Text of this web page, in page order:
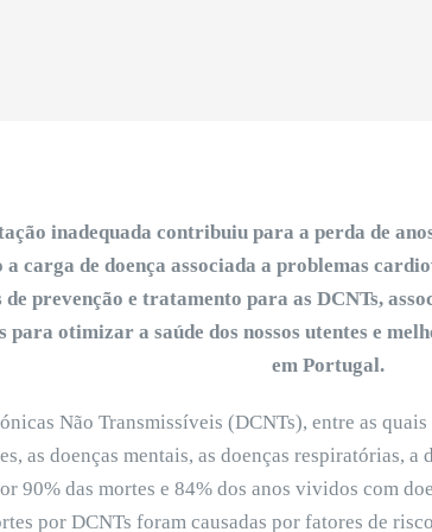
inadequada contribuiu para a perda de
a carga de doença associada a problemas
prevenção e tratamento para as DCNTs,
para otimizar a saúde dos nossos utentes e
em Portugal.
Não Transmissíveis (DCNTs), entre as quais
as doenças mentais, as doenças respiratórias, a
90% das mortes e 84% dos anos vividos com
por DCNTs foram causadas por fatores de